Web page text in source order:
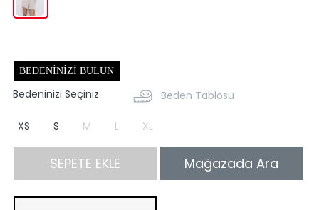
BEDENINIZI BULUN
Bedeninizi Seçiniz Beden Tablosu
XS S M L XL
SEPETE EKLE Mağazada Ara